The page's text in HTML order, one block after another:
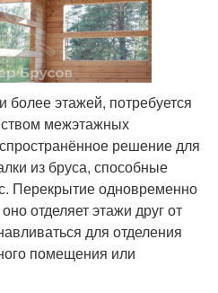
более этажей, потребуется
межэтажных
решение для
из бруса, способные
Перекрытие одновременно
отделяет этажи друг от
для отделения
помещения или